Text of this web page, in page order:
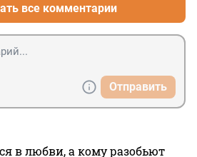
все комментарии
Отправить
в любви, а кому разобьют